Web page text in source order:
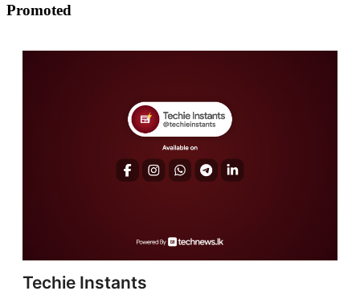
Promoted
Techie Instants